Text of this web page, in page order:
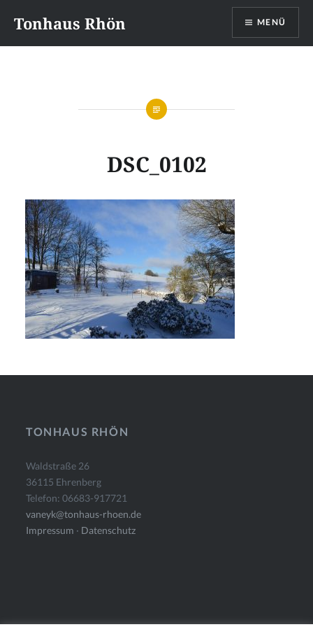
zum
Inhalt
Tonhaus Rhön MENÜ
DSC_0102
TONHAUS RHÖN
Waldstraße 26
36115 Ehrenberg
Telefon: 06683-917721
vaneyk@tonhaus-rhoen.de
Impressum · Datenschutz